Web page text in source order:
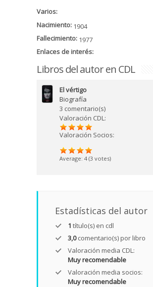
Varios:
Nacimiento: 1904
Fallecimiento: 1977
Enlaces de interés:
Libros del autor en CDL
El vértigo
Biografía
3 comentario(s)
Valoración CDL:
Valoración Socios:
Average: 4 (3 votes)
Estadísticas del autor
1 título(s) en cdl
3,0comentario(s) por libro
Valoración media CDL:
Muy recomendable
Valoración media socios:
Muy recomendable